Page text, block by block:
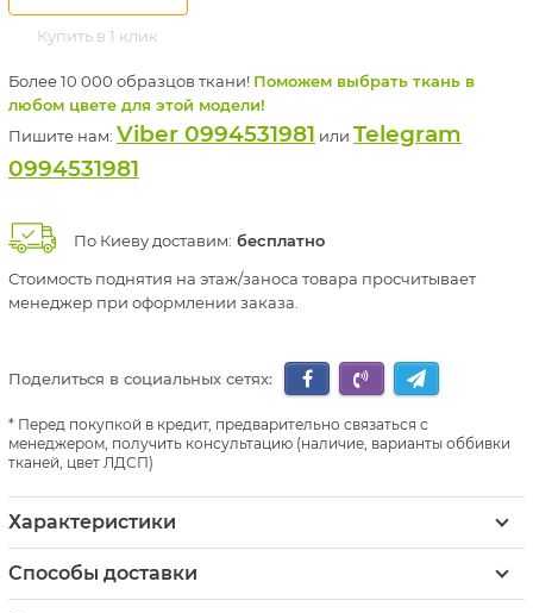
Купить в 1 клик
Более 10 000 образцов ткани! Поможем выбрать ткань в
любом цвете для этой модели!
Пишите нам: Viber 0994531981 или Telegram
0994531981
По Киеву доставим: бесплатно
Стоимость поднятия на этаж/заноса товара просчитывает
менеджер при оформлении заказа.
Поделиться в социальных сетях:
Перед покупкой в кредит, предварительно связаться с
менеджером, получить консультацию (наличие, варианты оббивки
тканей, цвет ЛДСП)
Характеристики
Способы доставки